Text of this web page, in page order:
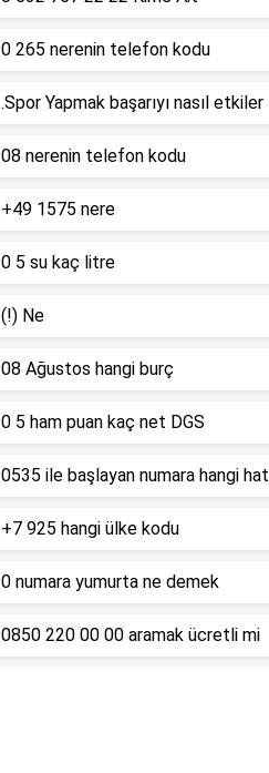
0 265 nerenin telefon kodu
.Spor Yapmak başarıyı nasıl etkiler
08 nerenin telefon kodu
+49 1575 nere
0 5 su kaç litre
(!) Ne
08 Ağustos hangi burç
0 5 ham puan kaç net DGS
0535 ile başlayan numara hangi hat
+7 925 hangi ülke kodu
0 numara yumurta ne demek
0850 220 00 00 aramak ücretli mi